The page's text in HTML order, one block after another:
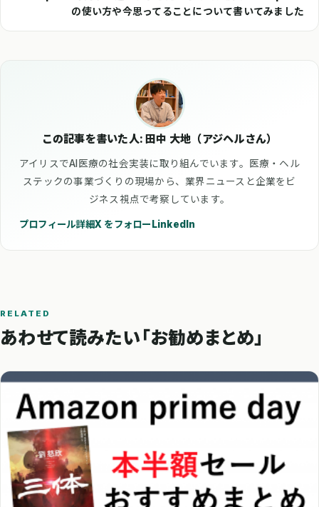
の使い方や今思ってることについて書いてみました
この記事を書いた人: 田中 大地（アジヘルさん）
アイリスでAI医療の社会実装に取り組んでいます。医療・ヘル
ステックの事業づくりの現場から、業界ニュースと企業をビ
ジネス視点で考察しています。
プロフィール詳細X をフォロー LinkedIn
RELATED
あわせて読みたい「お勧めまとめ」